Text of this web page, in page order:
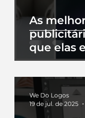
As
que elas
We Do Logos
19 de jul. de 2025